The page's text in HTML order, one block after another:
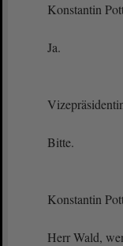
Konstantin
Ja.
Bitte.
Konstantin
Herr Wald,